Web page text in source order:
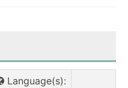
Language(s):